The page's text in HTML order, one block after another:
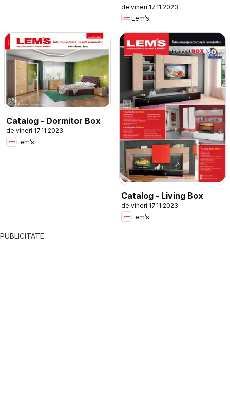
de vineri 17.11.2023
Lem’s
Catalog - Dormitor Box
de vineri 17.11.2023
Lem’s
Catalog - Living Box
de vineri 17.11.2023
Lem’s
PUBLICITATE